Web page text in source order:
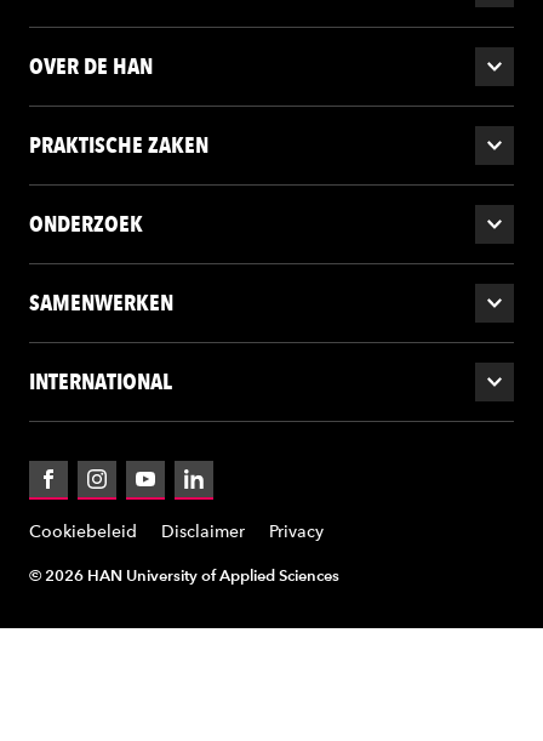
OVER DE HAN
PRAKTISCHE ZAKEN
ONDERZOEK
SAMENWERKEN
INTERNATIONAL
FacebookInstagramYouTubeLinkedIn
Cookiebeleid Disclaimer Privacy
© 2026 HAN University of Applied Sciences